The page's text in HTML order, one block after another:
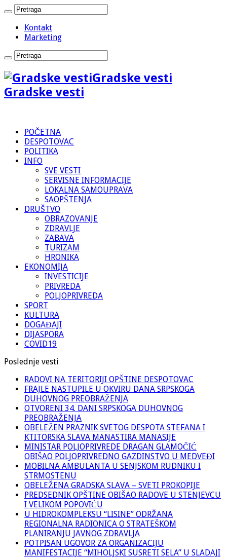
Kontakt
Marketing
Gradske vesti
Gradske vesti
POČETNA
DESPOTOVAC
POLITIKA
INFO
SVE VESTI
SERVISNE INFORMACIJE
LOKALNA SAMOUPRAVA
SAOPŠTENJA
DRUŠTVO
OBRAZOVANJE
ZDRAVLJE
ZABAVA
TURIZAM
HRONIKA
EKONOMIJA
INVESTICIJE
PRIVREDA
POLJOPRIVREDA
SPORT
KULTURA
DOGAĐAJI
DIJASPORA
COVID19
Poslednje vesti
RADOVI NA TERITORIJI OPŠTINE DESPOTOVAC
FRAJLE NASTUPILE U OKVIRU DANA SRPSKOGA
DUHOVNOG PREOBRAŽENJA
OTVORENI 34. DANI SRPSKOGA DUHOVNOG
PREOBRAŽENJA
OBELEŽEN PRAZNIK SVETOG DESPOTA STEFANA I
KTITORSKA SLAVA MANASTIRA MANASIJE
MINISTAR POLJOPRIVREDE DRAGAN GLAMOČIĆ
OBIŠAO POLJOPRIVREDNO GAZDINSTVO U MEDVEĐI
MOBILNA AMBULANTA U SENJSKOM RUDNIKU I
STRMOSTENU
OBELEŽENA GRADSKA SLAVA – SVETI PROKOPIJE
PREDSEDNIK OPŠTINE OBIŠAO RADOVE U STENJEVCU
I VELIKOM POPOVIĆU
U HIDROKOMPLEKSU “LISINE” ODRŽANA
REGIONALNA RADIONICA O STRATEŠKOM
PLANIRANJU JAVNOG ZDRAVLJA
POTPISAN UGOVOR ZA ORGANIZACIJU
MANIFESTACIJE “MIHOLJSKI SUSRETI SELA” U SLADAJI